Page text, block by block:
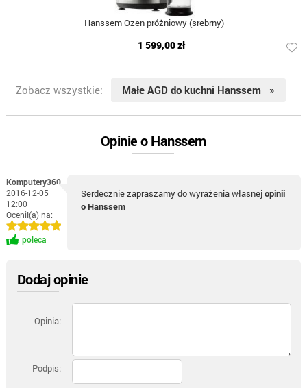
Hanssem Ozen próżniowy (srebrny)
1 599,00 zł
Zobacz wszystkie: Małe AGD do kuchni Hanssem »
Opinie o Hanssem
Komputery360
2016-12-05
12:00
Ocenił(a) na:
poleca
Serdecznie zapraszamy do wyrażenia własnejopinii
o Hanssem
Dodaj opinie
Opinia:
Podpis: